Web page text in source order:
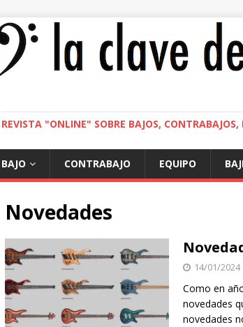
REVISTA "ONLINE" SOBRE BAJOS,
BAJO CONTRABAJO EQUIPO
Novedades
14/01/2024
Como en
novedades
novedades